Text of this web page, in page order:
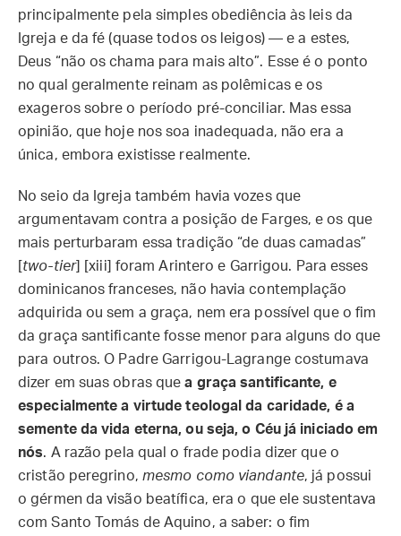
principalmente pela simples obediência às leis da
Igreja e da fé (quase todos os leigos) — e a estes,
Deus “não os chama para mais alto”. Esse é o ponto
no qual geralmente reinam as polêmicas e os
exageros sobre o período pré-conciliar. Mas essa
opinião, que hoje nos soa inadequada, não era a
única, embora existisse realmente.
No seio da Igreja também havia vozes que
argumentavam contra a posição de Farges, e os que
mais perturbaram essa tradição “de duas camadas”
[two-tier] [xiii] foram Arintero e Garrigou. Para esses
dominicanos franceses, não havia contemplação
adquirida ou sem a graça, nem era possível que o fim
da graça santificante fosse menor para alguns do que
para outros. O Padre Garrigou-Lagrange costumava
dizer em suas obras quea graça santificante, e
especialmente a virtude teologal da caridade, é a
semente da vida eterna, ou seja, o Céu já iniciado em
nós. A razão pela qual o frade podia dizer que o
cristão peregrino, mesmo como viandante, já possui
o gérmen da visão beatífica, era o que ele sustentava
com Santo Tomás de Aquino, a saber: o fim